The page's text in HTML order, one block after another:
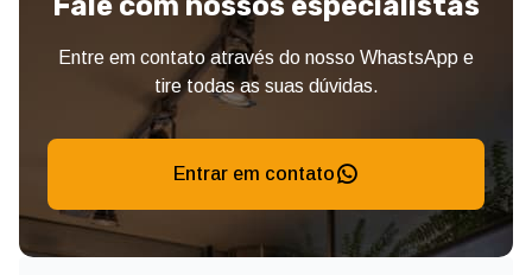
Entre em contato através do nosso WhastsApp e
tire todas as suas dúvidas.
Entrar em contato